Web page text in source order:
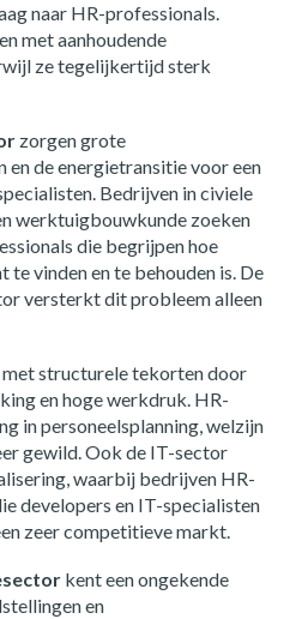
naar HR-professionals.
met aanhoudende
ze tegelijkertijd sterk
zorgen grote
de energietransitie voor een
Bedrijven in civiele
werktuigbouwkunde zoeken
die begrijpen hoe
te vinden en te behouden is. De
versterkt dit probleem alleen
structurele tekorten door
en hoge werkdruk. HR-
in personeelsplanning, welzijn
gewild. Ook de IT-sector
waarbij bedrijven HR-
developers en IT-specialisten
zeer competitieve markt.
kent een ongekende
en